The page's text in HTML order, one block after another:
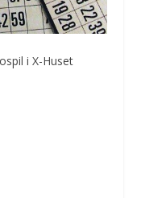
i X-Huset